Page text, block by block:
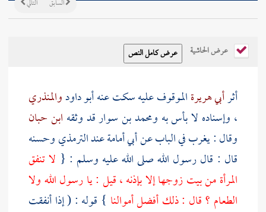
التالي السابق
عرض الحاشية
أثرأبي هريرةالموقوف عليه سكت عنهأبو داودوالمنذري
، وإسناده لا بأس به ومحمد بن سوارقد وثقه ابن حبان
وقال : يغرب في الباب عنأبي أمامةعندالترمذيوحسنه
قال : قال رسول الله صلى الله عليه وسلم : { لا تنفق
المرأة من بيت زوجها إلا بإذنه ، قيل : يا رسول الله ولا
الطعام ؟ قال : ذلك أفضل أموالنا } قوله : ( إذا أنفقت